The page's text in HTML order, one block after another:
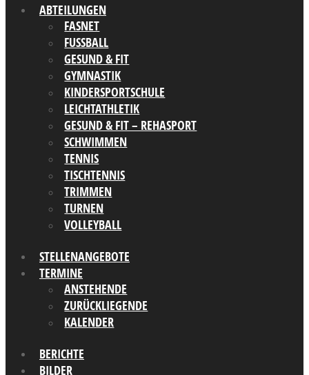
ABTEILUNGEN
FASNET
FUSSBALL
GESUND & FIT
GYMNASTIK
KINDERSPORTSCHULE
LEICHTATHLETIK
GESUND & FIT – REHASPORT
SCHWIMMEN
TENNIS
TISCHTENNIS
TRIMMEN
TURNEN
VOLLEYBALL
STELLENANGEBOTE
TERMINE
ANSTEHENDE
ZURÜCKLIEGENDE
KALENDER
BERICHTE
BILDER